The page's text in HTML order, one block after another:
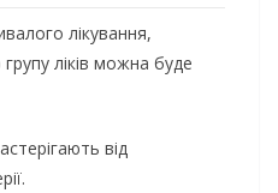
лікування,
ліків можна буде
від